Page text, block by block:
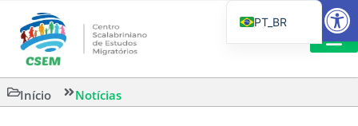
Início Notícias
PT_BR
IT